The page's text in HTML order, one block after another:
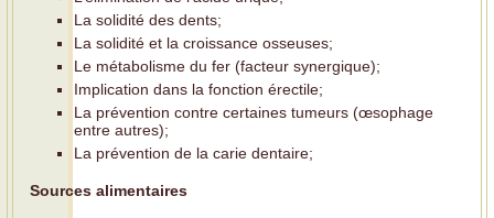
La solidité des dents;
La solidité et la croissance osseuses;
Le métabolisme du fer (facteur synergique);
Implication dans la fonction érectile;
La prévention contre certaines tumeurs (œsophage
entre autres);
La prévention de la carie dentaire;
Sources alimentaires